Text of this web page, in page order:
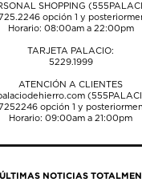
SHOPPING
opción 1 y
Horario: 08:00am a 22:00pm
TARJETA PALACIO:
5229.1999
ATENCIÓN A CLIENTES
opción 1 y
Horario: 09:00am a 21:00pm
NOTICIAS